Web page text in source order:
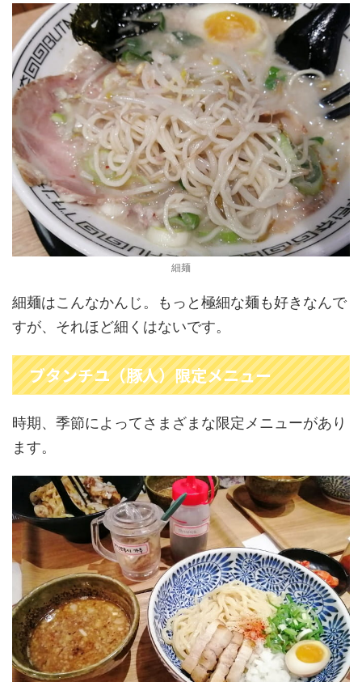
細麺
細麺はこんなかんじ。もっと極細な麺も好きなんで
すが、それほど細くはないです。
ブタンチユ（豚人）限定メニュー
時期、季節によってさまざまな限定メニューがあり
ます。